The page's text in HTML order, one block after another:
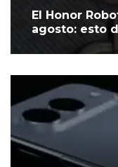
El Honor
agosto: esto